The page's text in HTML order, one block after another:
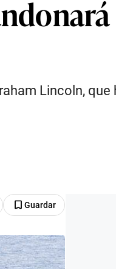
Lincoln, que
Guardar